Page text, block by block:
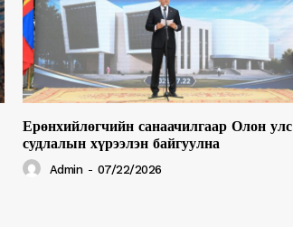
Ерөнхийлөгчийн санаачилгаар Олон улс
судлалын хүрээлэн байгуулна
Admin - 07/22/2026